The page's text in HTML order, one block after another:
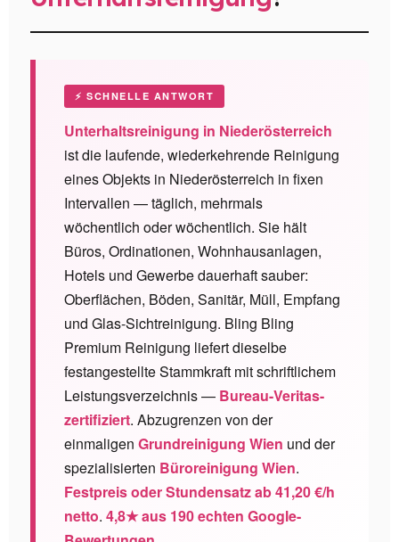
⚡ SCHNELLE ANTWORT
Unterhaltsreinigung in Niederösterreich
ist die laufende, wiederkehrende Reinigung
eines Objekts in Niederösterreich in fixen
Intervallen — täglich, mehrmals
wöchentlich oder wöchentlich. Sie hält
Büros, Ordinationen, Wohnhausanlagen,
Hotels und Gewerbe dauerhaft sauber:
Oberflächen, Böden, Sanitär, Müll, Empfang
und Glas-Sichtreinigung. Bling Bling
Premium Reinigung liefert dieselbe
festangestellte Stammkraft mit schriftlichem
Leistungsverzeichnis — Bureau-Veritas-
zertifiziert. Abzugrenzen von der
einmaligen Grundreinigung Wien und der
spezialisierten Büroreinigung Wien.
Festpreis oder Stundensatz ab 41,20 €/h
netto. 4,8★ aus 190echten Google-